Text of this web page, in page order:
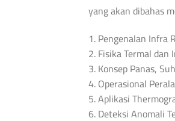
yang akan dibahas
1. Pengenalan Infra
2. Fisika Termal dan
3. Konsep Panas,
4. Operasional
5. Aplikasi
6. Deteksi Anomali